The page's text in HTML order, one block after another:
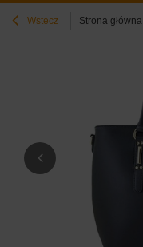
Wstecz Strona główna